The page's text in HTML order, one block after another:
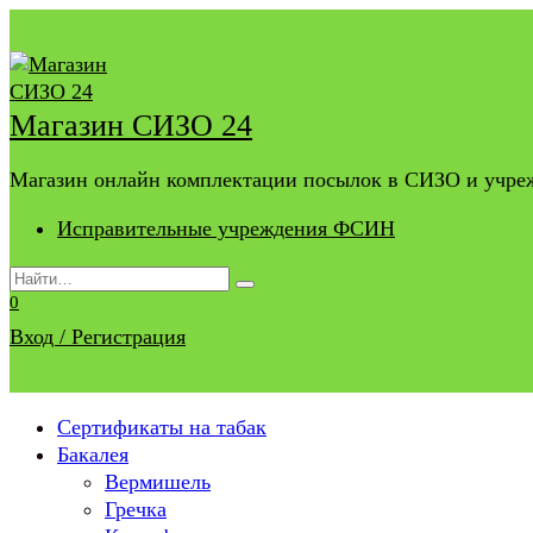
к
содержанию
Магазин СИЗО 24
Магазин онлайн комплектации посылок в СИЗО и
Исправительные учреждения ФСИН
Search
for:
0
Вход / Регистрация
Сертификаты на табак
Бакалея
Вермишель
Гречка